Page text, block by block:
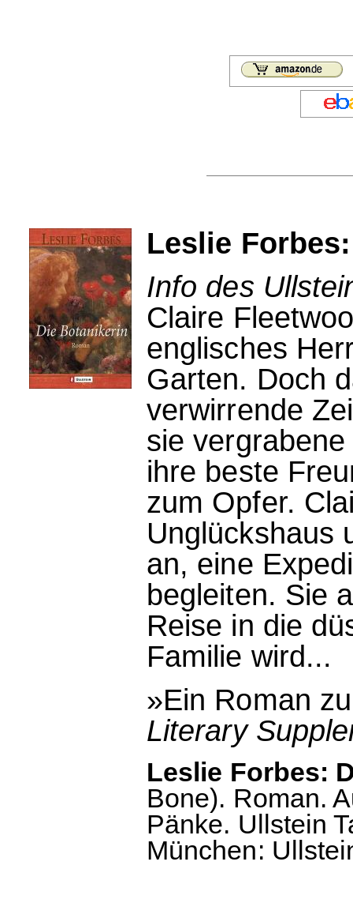
Leslie
Info des
Claire
englisches
Garten. Doch
verwirrende
sie
ihre beste
zum Opfer.
Unglückshaus
an, eine
begleiten. Sie
Reise in die
Familie wird...
»Ein Roman
Literary
Leslie Forbes:
Bone). Roman.
Pänke. Ullstein
München: